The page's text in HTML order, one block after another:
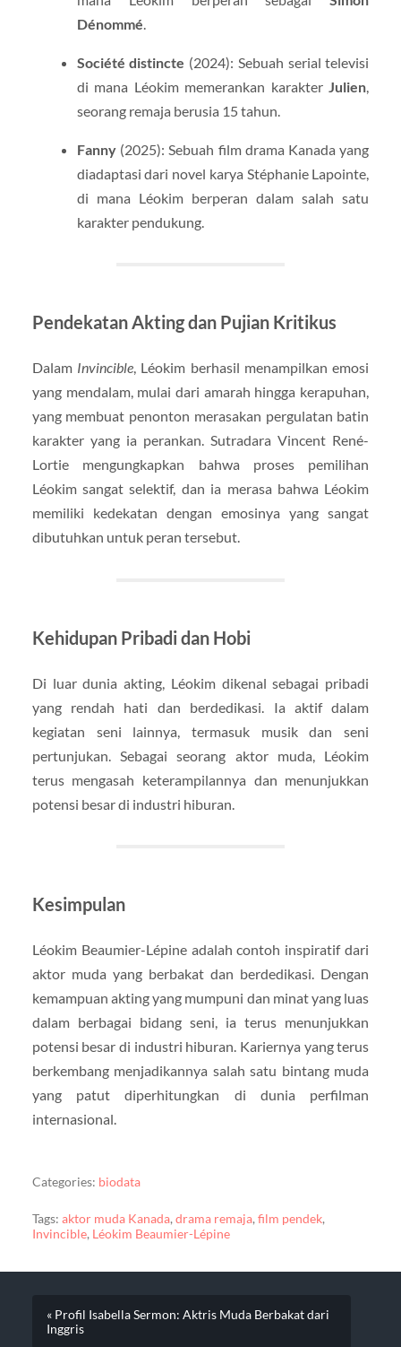
Dénommé
Société distincte (2024): Sebuah serial televisi
di mana Léokim memerankan karakterJulien,
seorang remaja berusia 15 tahun.
Fanny(2025): Sebuah film drama Kanada yang
diadaptasi dari novel karya Stéphanie Lapointe,
di mana Léokim berperan dalam salah satu
karakter pendukung.
Pendekatan Akting dan Pujian Kritikus
Dalam Invincible, Léokim berhasil menampilkan emosi
yang mendalam, mulai dari amarah hingga kerapuhan,
yang membuat penonton merasakan pergulatan batin
karakter yang ia perankan. Sutradara Vincent René-
Lortie mengungkapkan bahwa proses pemilihan
Léokim sangat selektif, dan ia merasa bahwa Léokim
memiliki kedekatan dengan emosinya yang sangat
dibutuhkan untuk peran tersebut.
Kehidupan Pribadi dan Hobi
Di luar dunia akting, Léokim dikenal sebagai pribadi
yang rendah hati dan berdedikasi. Ia aktif dalam
kegiatan seni lainnya, termasuk musik dan seni
pertunjukan. Sebagai seorang aktor muda, Léokim
terus mengasah keterampilannya dan menunjukkan
potensi besar di industri hiburan.
Kesimpulan
Léokim Beaumier-Lépine adalah contoh inspiratif dari
aktor muda yang berbakat dan berdedikasi. Dengan
kemampuan akting yang mumpuni dan minat yang luas
dalam berbagai bidang seni, ia terus menunjukkan
potensi besar di industri hiburan. Kariernya yang terus
berkembang menjadikannya salah satu bintang muda
yang patut diperhitungkan di dunia perfilman
internasional.
Categories: biodata
Tags: aktor muda Kanada, drama remaja, film pendek,
Invincible, Léokim Beaumier-Lépine
« Profil Isabella Sermon: Aktris Muda Berbakat dari
Inggris